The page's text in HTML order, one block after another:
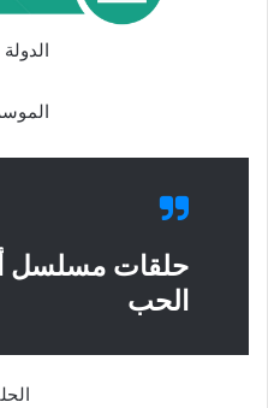
حلقات مسلسل
الحب